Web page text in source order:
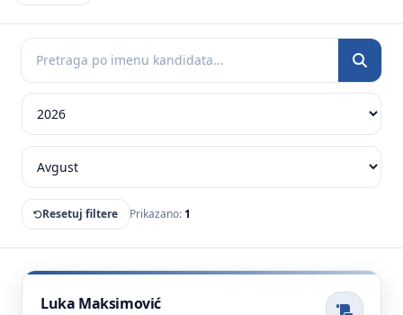
Pretraga
Godina
Mesec
Resetuj filtere Prikazano: 1
Luka Maksimović